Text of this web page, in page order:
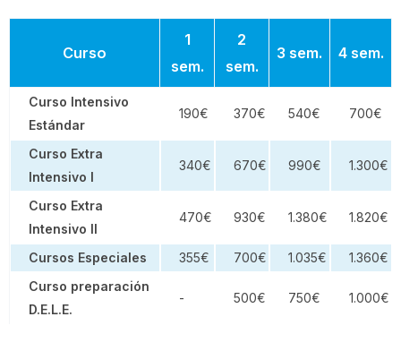
Curso
1
sem.
2
sem.
3 sem. 4 sem.
Curso Intensivo
Estándar
190€ 370€ 540€ 700€
Curso Extra
Intensivo I
340€ 670€ 990€ 1.300€
Curso Extra
Intensivo II
470€ 930€ 1.380€ 1.820€
Cursos Especiales 355€ 700€ 1.035€
1.360€
Curso preparación
D.E.L.E.
- 500€ 750€ 1.000€